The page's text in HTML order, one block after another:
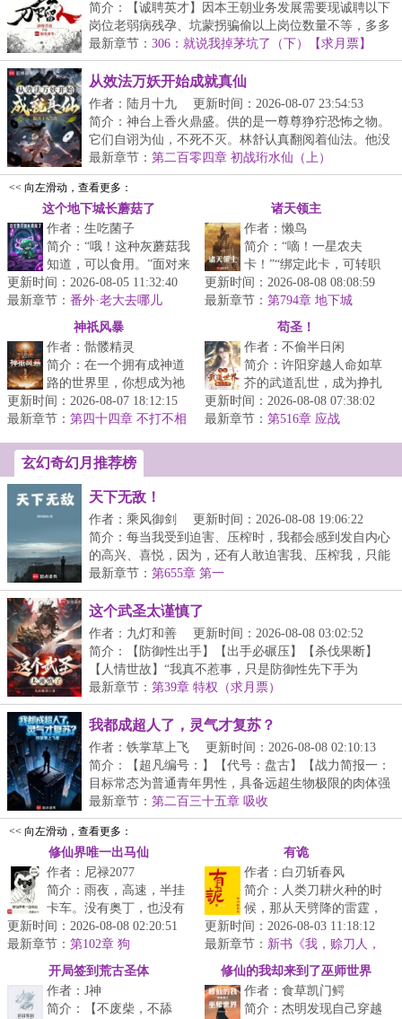
简介：【诚聘英才】因本王朝业务发展需要现诚聘以下
岗位老弱病残孕、坑蒙拐骗偷以上岗位数量不等，多多
益...
最新章节： 306：就说我掉茅坑了（下）【求月票】
从效法万妖开始成就真仙
作者：陆月十九
更新时间：2026-08-07 23:54:53
简介：神台上香火鼎盛。供的是一尊尊狰狞恐怖之物。
它们自诩为仙，不死不灭。林舒认真翻阅着仙法。他没
有...
最新章节： 第二百零四章 初战珩水仙（上）
<< 向左滑动，查看更多：
这个地下城长蘑菇了
作者：生吃菌子
简介：“哦！这种灰蘑菇我
知道，可以食用。”面对来
摘自己蘑菇的冒险者，林
珺默默在那丛灰蘑菇里催
生出了...
更新时间：2026-08-05 11:32:40
最新章节： 番外·老大去哪儿
诸天领主
作者：懒鸟
简介：“嘀！一星农夫
卡！”“绑定此卡，可转职
为见习农夫，并获得职业
天赋所耕种的土地肥沃度
被动增加%...
更新时间：2026-08-08 08:08:59
最新章节： 第794章 地下城
神祇风暴
作者：骷髅精灵
简介：在一个拥有成神道
路的世界里，你想成为祂
吗？...
更新时间：2026-08-07 18:12:15
最新章节： 第四十四章 不打不相
苟圣！
作者：不偷半日闲
简介：许阳穿越人命如草
芥的武道乱世，成为挣扎
求存的贱民。贫贱之身，
起初他只想活着，吃一口
更新时间：2026-08-08 07:38:02
最新章节： 第516章 应战
玄幻奇幻月推荐榜
天下无敌！
作者：乘风御剑
更新时间：2026-08-08 19:06:22
简介：每当我受到迫害、压榨时，我都会感到发自内心
的高兴、喜悦，因为，还有人敢迫害我、压榨我，只能
证...
最新章节： 第655章 第一
这个武圣太谨慎了
作者：九灯和善
更新时间：2026-08-08 03:02:52
简介：【防御性出手】【出手必碾压】【杀伐果断】
【人情世故】“我真不惹事，只是防御性先下手为
强。”穿...
最新章节： 第39章 特权（求月票）
我都成超人了，灵气才复苏？
作者：铁掌草上飞
更新时间：2026-08-08 02:10:13
简介：【超凡编号：】【代号：盘古】【战力简报一：
目标常态为普通青年男性，具备远超生物极限的肉体强
度...
最新章节： 第二百三十五章 吸收
<< 向左滑动，查看更多：
修仙界唯一出马仙
作者：尼禄2077
简介：雨夜，高速，半挂
卡车。没有奥丁，也没有
尼伯龙根这些洋玩意。只
有一只穿着雨衣的黄皮耗
子用脑袋顶...
更新时间：2026-08-08 02:20:51
最新章节： 第102章 狗
有诡
作者：白刃斩春风
简介：人类刀耕火种的时
候，那从天劈降的雷霆，
是偶发的自然现象，亦是
鬼神的怒火。老者离世以
后，阳台上...
更新时间：2026-08-03 11:18:12
最新章节： 新书《我，赊刀人，
斗鬼神》已发
开局签到荒古圣体
作者：J神
简介：【不废柴，不舔
修仙的我却来到了巫师世界
作者：食草凯门鳄
简介：杰明发现自己穿越